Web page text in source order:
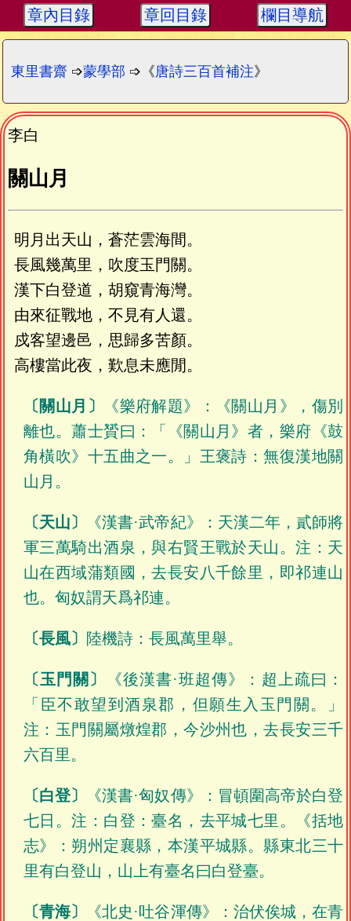
章內目錄 章回目錄 欄目導航
東里書齋 ➩蒙學部 ➩《唐詩三百首補注》
李白
關山月
明月出天山，蒼茫雲海間。
長風幾萬里，吹度玉門關。
漢下白登道，胡窺青海灣。
由來征戰地，不見有人還。
戍客望邊邑，思歸多苦顏。
高樓當此夜，歎息未應閒。
〔關山月〕
《樂府解題》：《關山月》，傷別
離也。蕭士贇曰：「《關山月》者，樂府《鼓
角橫吹》十五曲之一。」王褒詩：無復漢地關
山月。
〔天山〕
《漢書·武帝紀》：天漢二年，貳師將
軍三萬騎出酒泉，與右賢王戰於天山。注：天
山在西域蒲類國，去長安八千餘里，即祁連山
也。匈奴謂天爲祁連。
〔長風〕 陸機詩：長風萬里舉。
〔玉門關〕
《後漢書·班超傳》：超上疏曰：
「臣不敢望到酒泉郡，但願生入玉門關。」
注：玉門關屬燉煌郡，今沙州也，去長安三千
六百里。
〔白登〕
《漢書·匈奴傳》：冒頓圍高帝於白登
七日。注：白登：臺名，去平城七里。《括地
志》：朔州定襄縣，本漢平城縣。縣東北三十
里有白登山，山上有臺名曰白登臺。
〔青海〕
《北史·吐谷渾傳》：治伏俟城，在青